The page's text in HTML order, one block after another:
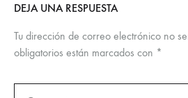
DEJA UNA RESPUESTA
Tu dirección de correo electrónico no
obligatorios están marcados con *